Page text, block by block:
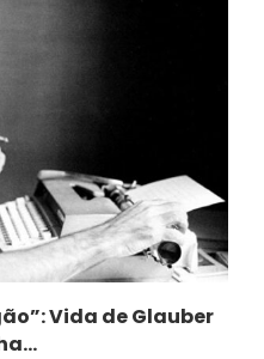
Vida de Glauber